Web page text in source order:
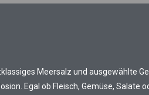
Meersalz und ausgewählte
Egal ob Fleisch, Gemüse, Salate